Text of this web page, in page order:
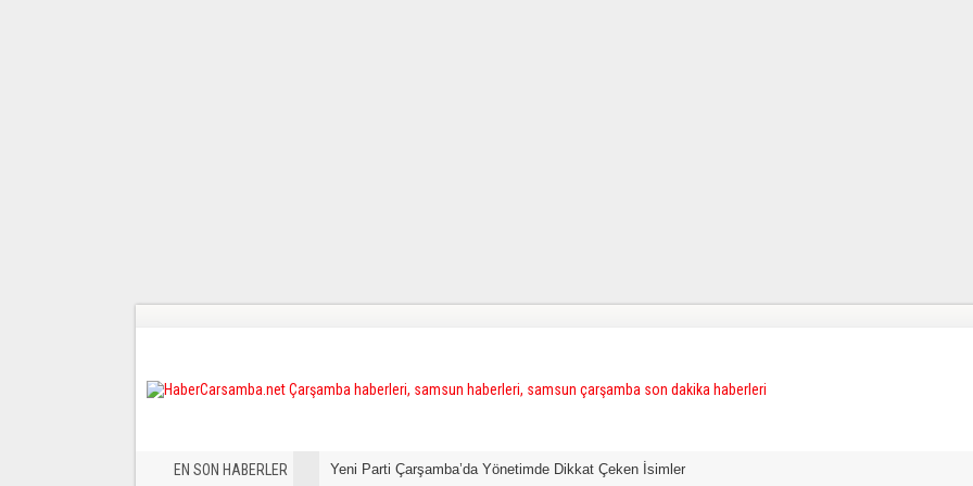
EN SON HABERLER Yeni Parti Çarşamba’da Yönetimde Dikkat Çeken İsimler